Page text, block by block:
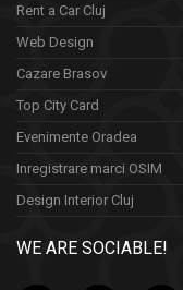
Rent a Car Cluj
Web Design
Cazare Brasov
Top City Card
Evenimente Oradea
Inregistrare marci OSIM
Design Interior Cluj
WE ARE SOCIABLE!